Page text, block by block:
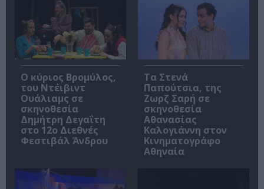
O κύριος Βρομύλος,
του Ντέιβιντ
Ουάλιαμς σε
σκηνοθεσία
Δημήτρη Δεγαΐτη
στο 12ο Διεθνές
Φεστιβάλ Άνδρου
Τα Στενά
Παπούτσια, της
Ζωρζ Σαρή σε
σκηνοθεσία
Αθανασίας
Καλογιάννη στον
Κινηματογράφο
Αθηναία